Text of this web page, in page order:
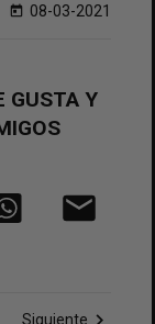
today 08-03-2021
GUSTA Y
Siguiente